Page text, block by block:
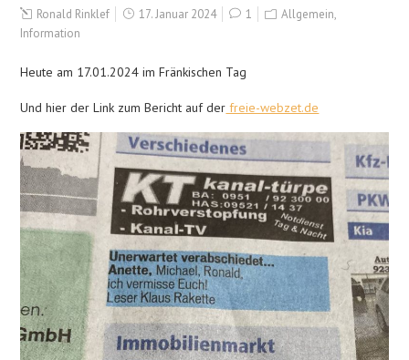
Ronald Rinklef 17. Januar 2024 1 Allgemein,
Information
Heute am 17.01.2024 im Fränkischen Tag
Und hier der Link zum Bericht auf der freie-webzet.de